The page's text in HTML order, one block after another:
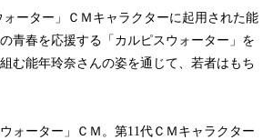
ーター」ＣＭキャラクターに起用された能
青春を応援する「カルピスウォーター」を
む能年玲奈さんの姿を通じて、若者はもち
ォーター」ＣＭ。第11代ＣＭキャラクター